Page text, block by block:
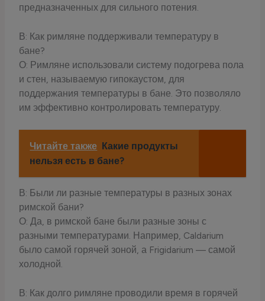
предназначенных для сильного потения.
В: Как римляне поддерживали температуру в
бане?
О: Римляне использовали систему подогрева пола
и стен, называемую гипокаустом, для
поддержания температуры в бане. Это позволяло
им эффективно контролировать температуру.
Читайте также Какие продукты
нельзя есть в бане?
В: Были ли разные температуры в разных зонах
римской бани?
О: Да, в римской бане были разные зоны с
разными температурами. Например, Caldarium
было самой горячей зоной, а Frigidarium — самой
холодной.
В: Как долго римляне проводили время в горячей